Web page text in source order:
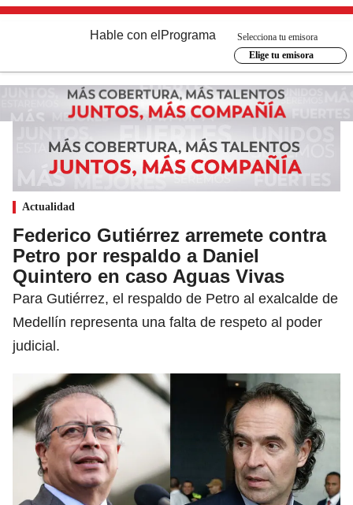
Hable con el Programa
Selecciona tu emisora
Elige tu emisora
Actualidad
Federico Gutiérrez arremete contra
Petro por respaldo a Daniel
Quintero en caso Aguas Vivas
Para Gutiérrez, el respaldo de Petro al exalcalde de
Medellín representa una falta de respeto al poder
judicial.